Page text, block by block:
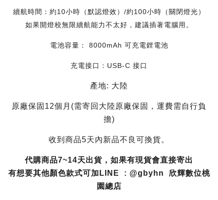
續航時間：約10小時（默認燈效）/約100小時（關閉燈光）
如果開燈校無限續航能力不太好，建議插著電腦用。
電池容量： 8000mAh 可充電鋰電池
充電接口：USB-C 接口
產地: 大陸
原廠保固12個月(需寄回大陸原廠保固，運費需自行負
擔)
收到商品5天內新品不良可換貨。
代購商品7~14天出貨，如果有現貨會直接寄出
有想要其他顏色款式可加LINE : @gbyhn 欣輝數位桃
園總店